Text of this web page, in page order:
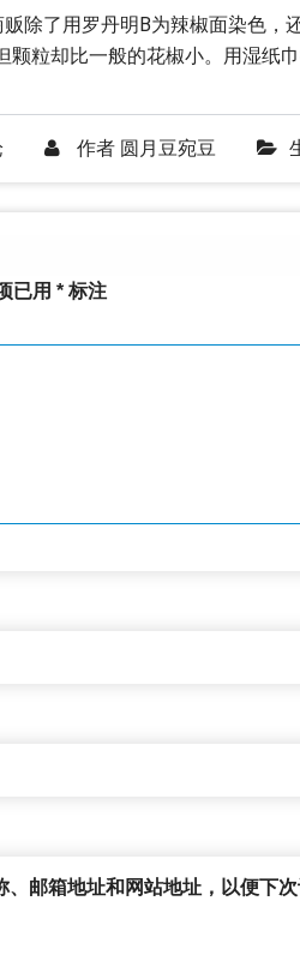
除了用罗丹明B为辣椒面染色，
粒却比一般的花椒小。用湿纸巾
作者 圆月豆宛豆
已用 * 标注
邮箱地址和网站地址，以便下次